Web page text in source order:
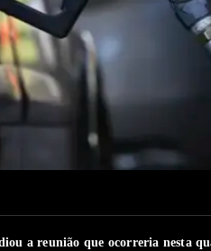
a reunião que ocorreria nesta